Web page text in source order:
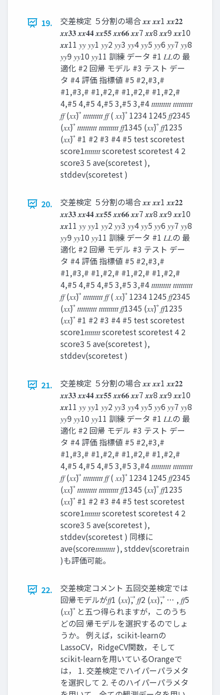
19.
交差検定 ５分割の場合 𝒙𝒙 𝒙𝒙1 𝒙𝒙𝟐𝟐
𝒙𝒙𝟑𝟑 𝒙𝒙𝟒𝟒 𝒙𝒙𝟓𝟓 𝒙𝒙𝟔𝟔 𝒙𝒙7 𝒙𝒙8 𝒙𝒙9 𝒙𝒙10
𝒙𝒙11 𝑦𝑦 𝑦𝑦1 𝑦𝑦2 𝑦𝑦3 𝑦𝑦4 𝑦𝑦5 𝑦𝑦6 𝑦𝑦7 𝑦𝑦8
𝑦𝑦9 𝑦𝑦10 𝑦𝑦11 訓練 データ #1 𝐿𝐿の 最
適化 #2 回帰 モデル #3 テスト デー
タ #4 評価 指標値 #5 #2,#3,#
#1,#3,# #1,#2,# #1,#2,# #1,#2,#
4,#5 4,#5 4,#5 3,#5 3,#4 𝑡𝑡𝑡𝑡𝑡𝑡𝑡𝑡𝑡𝑡 𝑡𝑡𝑡𝑡𝑡𝑡𝑡𝑡𝑡𝑡
𝑓𝑓 (𝑥𝑥) ⃗ 𝑡𝑡𝑡𝑡𝑡𝑡𝑡𝑡𝑡𝑡 𝑓𝑓 ( 𝑥𝑥) ⃗ 1234 1245 𝑓𝑓2345
(𝑥𝑥) ⃗ 𝑡𝑡𝑡𝑡𝑡𝑡𝑡𝑡𝑡𝑡 𝑡𝑡𝑡𝑡𝑡𝑡𝑡𝑡𝑡𝑡 𝑓𝑓1345 (𝑥𝑥) ⃗ 𝑓𝑓1235
(𝑥𝑥) ⃗ #1 #2 #3 #4 #5 test scoretest
score1𝑡𝑡𝑡𝑡𝑡𝑡𝑡𝑡 scoretest scoretest 4 2
score3 5 ave(scoretest ),
stddev(scoretest )
20.
交差検定 ５分割の場合 𝒙𝒙 𝒙𝒙1 𝒙𝒙𝟐𝟐
𝒙𝒙𝟑𝟑 𝒙𝒙𝟒𝟒 𝒙𝒙𝟓𝟓 𝒙𝒙𝟔𝟔 𝒙𝒙7 𝒙𝒙8 𝒙𝒙9 𝒙𝒙10
𝒙𝒙11 𝑦𝑦 𝑦𝑦1 𝑦𝑦2 𝑦𝑦3 𝑦𝑦4 𝑦𝑦5 𝑦𝑦6 𝑦𝑦7 𝑦𝑦8
𝑦𝑦9 𝑦𝑦10 𝑦𝑦11 訓練 データ #1 𝐿𝐿の 最
適化 #2 回帰 モデル #3 テスト デー
タ #4 評価 指標値 #5 #2,#3,#
#1,#3,# #1,#2,# #1,#2,# #1,#2,#
4,#5 4,#5 4,#5 3,#5 3,#4 𝑡𝑡𝑡𝑡𝑡𝑡𝑡𝑡𝑡𝑡 𝑡𝑡𝑡𝑡𝑡𝑡𝑡𝑡𝑡𝑡
𝑓𝑓 (𝑥𝑥) ⃗ 𝑡𝑡𝑡𝑡𝑡𝑡𝑡𝑡𝑡𝑡 𝑓𝑓 ( 𝑥𝑥) ⃗ 1234 1245 𝑓𝑓2345
(𝑥𝑥) ⃗ 𝑡𝑡𝑡𝑡𝑡𝑡𝑡𝑡𝑡𝑡 𝑡𝑡𝑡𝑡𝑡𝑡𝑡𝑡𝑡𝑡 𝑓𝑓1345 (𝑥𝑥) ⃗ 𝑓𝑓1235
(𝑥𝑥) ⃗ #1 #2 #3 #4 #5 test scoretest
score1𝑡𝑡𝑡𝑡𝑡𝑡𝑡𝑡 scoretest scoretest 4 2
score3 5 ave(scoretest ),
stddev(scoretest )
21.
交差検定 ５分割の場合 𝒙𝒙 𝒙𝒙1 𝒙𝒙𝟐𝟐
𝒙𝒙𝟑𝟑 𝒙𝒙𝟒𝟒 𝒙𝒙𝟓𝟓 𝒙𝒙𝟔𝟔 𝒙𝒙7 𝒙𝒙8 𝒙𝒙9 𝒙𝒙10
𝒙𝒙11 𝑦𝑦 𝑦𝑦1 𝑦𝑦2 𝑦𝑦3 𝑦𝑦4 𝑦𝑦5 𝑦𝑦6 𝑦𝑦7 𝑦𝑦8
𝑦𝑦9 𝑦𝑦10 𝑦𝑦11 訓練 データ #1 𝐿𝐿の 最
適化 #2 回帰 モデル #3 テスト デー
タ #4 評価 指標値 #5 #2,#3,#
#1,#3,# #1,#2,# #1,#2,# #1,#2,#
4,#5 4,#5 4,#5 3,#5 3,#4 𝑡𝑡𝑡𝑡𝑡𝑡𝑡𝑡𝑡𝑡 𝑡𝑡𝑡𝑡𝑡𝑡𝑡𝑡𝑡𝑡
𝑓𝑓 (𝑥𝑥) ⃗ 𝑡𝑡𝑡𝑡𝑡𝑡𝑡𝑡𝑡𝑡 𝑓𝑓 ( 𝑥𝑥) ⃗ 1234 1245 𝑓𝑓2345
(𝑥𝑥) ⃗ 𝑡𝑡𝑡𝑡𝑡𝑡𝑡𝑡𝑡𝑡 𝑡𝑡𝑡𝑡𝑡𝑡𝑡𝑡𝑡𝑡 𝑓𝑓1345 (𝑥𝑥) ⃗ 𝑓𝑓1235
(𝑥𝑥) ⃗ #1 #2 #3 #4 #5 test scoretest
score1𝑡𝑡𝑡𝑡𝑡𝑡𝑡𝑡 scoretest scoretest 4 2
score3 5 ave(scoretest ),
stddev(scoretest ) 同様に
ave(score𝑡𝑡𝑡𝑡𝑡𝑡𝑡𝑡𝑡𝑡 ), stddev(scoretrain
)も評価可能。
22.
交差検定コメント 五回交差検定では
回帰モデルが𝑓𝑓1 (𝑥𝑥), ⃗ 𝑓𝑓2 (𝑥𝑥), ⃗ … , 𝑓𝑓5
(𝑥𝑥) ⃗ と五つ得られますが，このうち
どの回 帰モデルを選択するのでしょ
うか。 例えば，scikit-learnの
LassoCV，RidgeCV関数，そして
scikit-learnを用いているOrangeで
は， 1. 交差検定でハイパーパラメタ
を選択して 2. そのハイパーパラメタ